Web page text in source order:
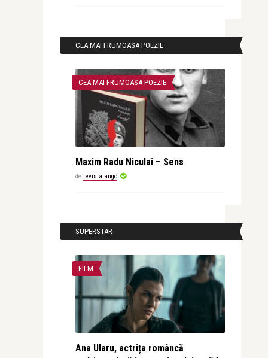
CEA MAI FRUMOASA POEZIE
CEA MAI FRUMOASA POEZIE
Maxim Radu Niculai – Sens
de revistatango
SUPERSTAR
FILM
Ana Ularu, actrița româncă